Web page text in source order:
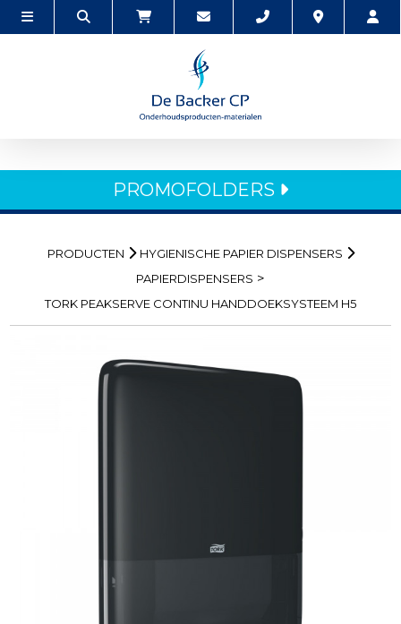
PROMOFOLDERS
PRODUCTEN
HYGIENISCHE PAPIER DISPENSERS
PAPIERDISPENSERS >
TORK PEAKSERVE CONTINU HANDDOEKSYSTEEM H5